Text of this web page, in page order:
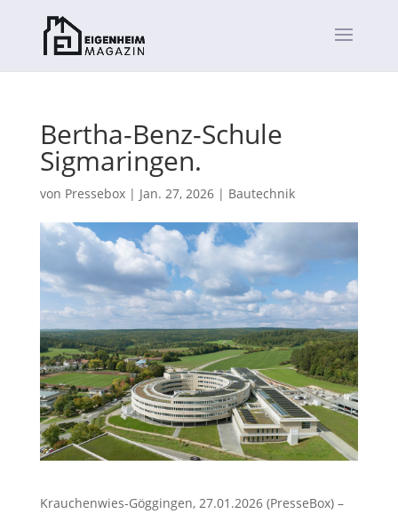
Bertha-Benz-Schule
Sigmaringen.
von Pressebox| Jan. 27, 2026| Bautechnik
Krauchenwies-Göggingen, 27.01.2026 (PresseBox) –